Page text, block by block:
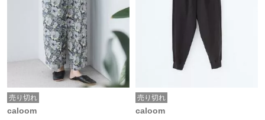
売り切れ
caloom
売り切れ
caloom